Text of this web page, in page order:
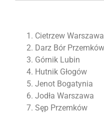
Cietrzew
Darz Bór
Górnik
Hutnik
Jenot
Jodła
Sęp